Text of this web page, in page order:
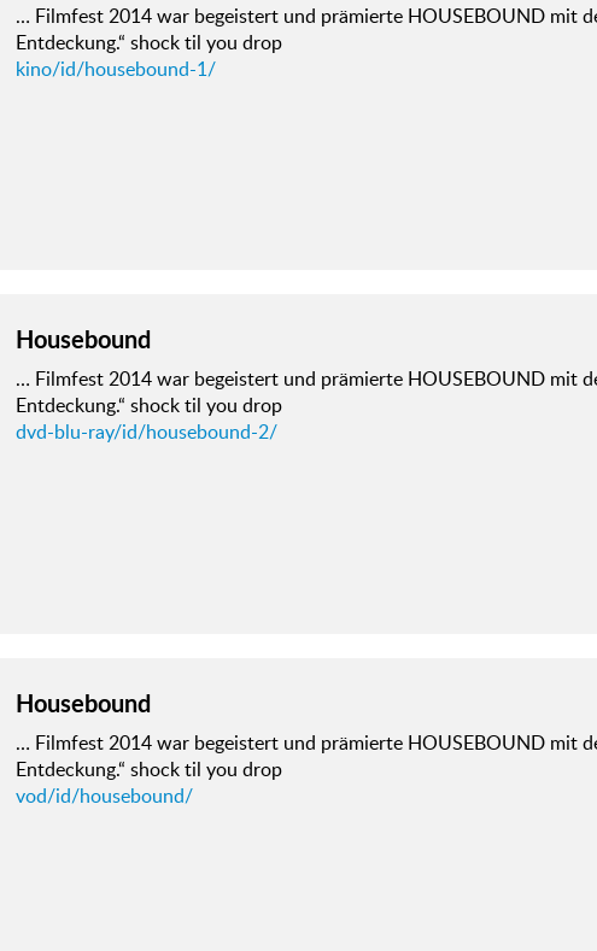
… Filmfest 2014 war begeistert und prämierte HOUSEBOUND mit
Entdeckung.“ shock til you drop
kino/id/housebound-1/
Housebound
… Filmfest 2014 war begeistert und prämierte HOUSEBOUND mit
Entdeckung.“ shock til you drop
dvd-blu-ray/id/housebound-2/
Housebound
… Filmfest 2014 war begeistert und prämierte HOUSEBOUND mit
Entdeckung.“ shock til you drop
vod/id/housebound/